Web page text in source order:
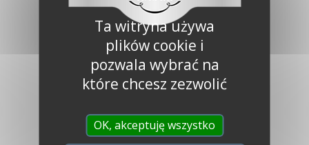
Ta witryna używa
plików cookie i
pozwala wybrać na
które chcesz zezwolić
OK, akceptuję wszystko